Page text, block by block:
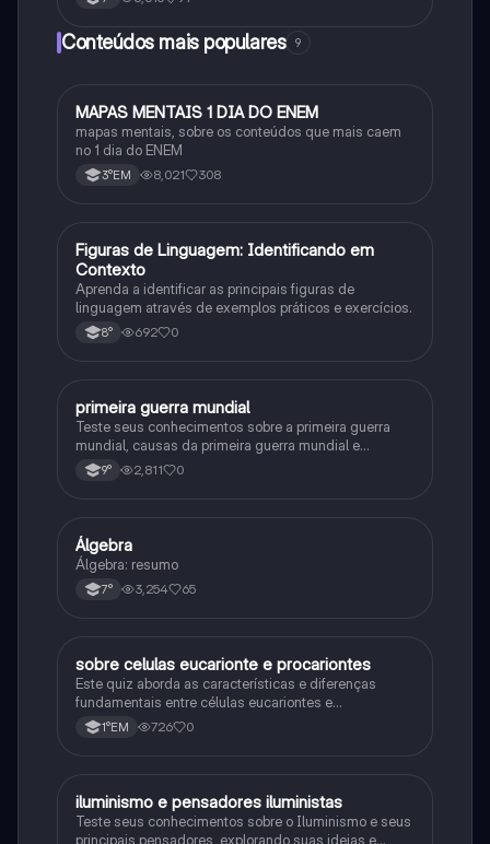
Conteúdos mais populares 9
Português
MAPAS MENTAIS 1 DIA DO ENEM
mapas mentais, sobre os conteúdos que mais caem
no 1 dia do ENEM
3°EM 8,021 308
FPortuguês
Figuras de Linguagem: Identificando em
Contexto
Aprenda a identificar as principais figuras de
linguagem através de exemplos práticos e exercícios.
8° 692 0
História
primeira guerra mundial
Teste seus conhecimentos sobre a primeira guerra
mundial, causas da primeira guerra mundial e
consequências da Primeira Guerra Mundial, fases da
primeira guerra mundial
9° 2,811 0
Matematica
Álgebra
Álgebra: resumo
7° 3,254 65
Biologia
sobre celulas eucarionte e procariontes
Este quiz aborda as características e diferenças
fundamentais entre células eucariontes e
procariontes.
1°EM 726 0
História
iluminismo e pensadores iluministas
Teste seus conhecimentos sobre o Iluminismo e seus
principais pensadores, explorando suas ideias e